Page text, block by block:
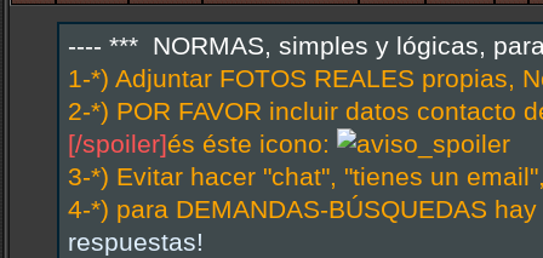
---- *** NORMAS, simples y lógicas,
1-*) Adjuntar FOTOS REALES propias,
2-*) POR FAVOR incluir datos contacto
[/spoiler]és éste icono:
3-*) Evitar hacer "chat", "tienes un
4-*) para DEMANDAS-BÚSQUEDAS
respuestas!